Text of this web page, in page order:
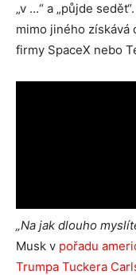
„v …“ a „půjde
mimo jiného získává
firmy SpaceX nebo
„Na jak dlouho
Musk v pořadu
Trumpa Tuckera